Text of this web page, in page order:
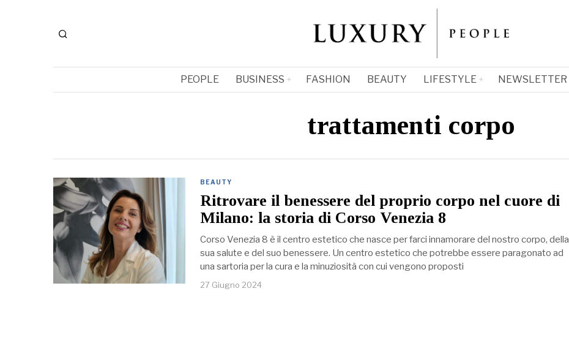
PEOPLE BUSINESS FASHION BEAUTY LIFESTYLE NEWSLETTER
trattamenti corpo
BEAUTY
Ritrovare il benessere del proprio corpo nel cuore di
Milano: la storia di Corso Venezia 8
Corso Venezia 8 è il centro estetico che nasce per farci innamorare del nostro corpo, della
sua salute e del suo benessere. Un centro estetico che potrebbe essere paragonato ad
una sartoria per la cura e la minuziosità con cui vengono proposti
27 Giugno 2024